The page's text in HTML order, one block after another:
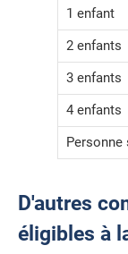
1 enfant
2 enfants
3 enfants
4 enfants
D'autres
éligibles à